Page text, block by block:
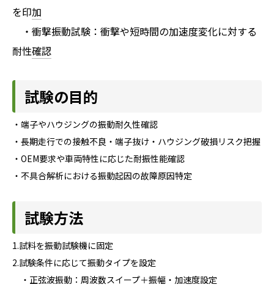
を印加
・ 衝撃振動試験：衝撃や短時間の加速度変化に対する
耐性確認
試験の目的
・端子やハウジングの振動耐久性確認
・長期走行での接触不良・端子抜け・ハウジング破損リスク把握
・OEM要求や車両特性に応じた耐振性能確認
・不具合解析における振動起因の故障原因特定
試験方法
1.試料を振動試験機に固定
2.試験条件に応じて振動タイプを設定
・正弦波振動：周波数スイープ＋振幅・加速度設定